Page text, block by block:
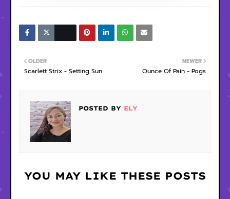
NEWER
Ounce Of Pain - Pogs
OLDER
Scarlett Strix - Setting Sun
POSTED BY ELY
YOU MAY LIKE THESE POSTS